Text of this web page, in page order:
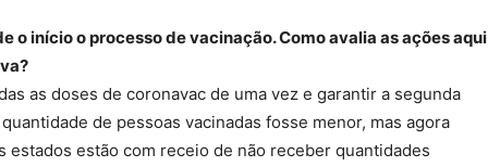
o início o processo de vacinação. Como avalia as ações aqui
as doses de coronavac de uma vez e garantir a segunda
de pessoas vacinadas fosse menor, mas agora
estados estão com receio de não receber quantidades